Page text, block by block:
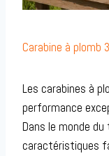
Carabine à plomb
Les carabines à
performance
Dans le monde
caractéristiques